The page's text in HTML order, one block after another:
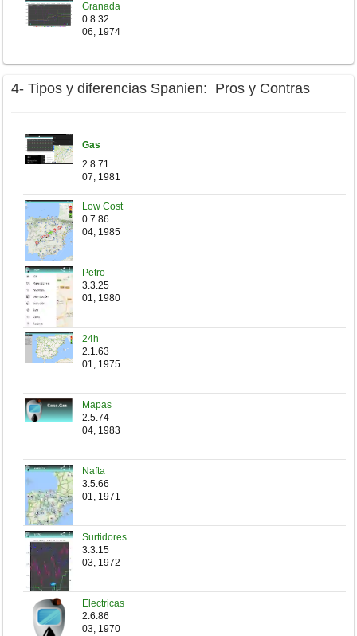
Granada
0.8.32
06, 1974
4- Tipos y diferencias Spanien: Pros y Contras
Gas
2.8.71
07, 1981
Low Cost
0.7.86
04, 1985
Petro
3.3.25
01, 1980
24h
2.1.63
01, 1975
Mapas
2.5.74
04, 1983
Nafta
3.5.66
01, 1971
Surtidores
3.3.15
03, 1972
Electricas
2.6.86
03, 1970